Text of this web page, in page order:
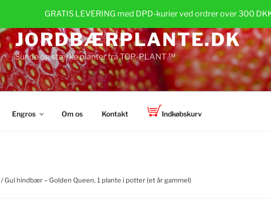
GRATIS LEVERING med DPD-kurier ved ordrer over 300
JORDBÆRPLANTE.DK
Sunde og stærke planter fra TOP-PLANT ™
Engros Om os Kontakt Indkøbskurv
/ Gul hindbær – Golden Queen, 1 plante i potter (et år gammel)